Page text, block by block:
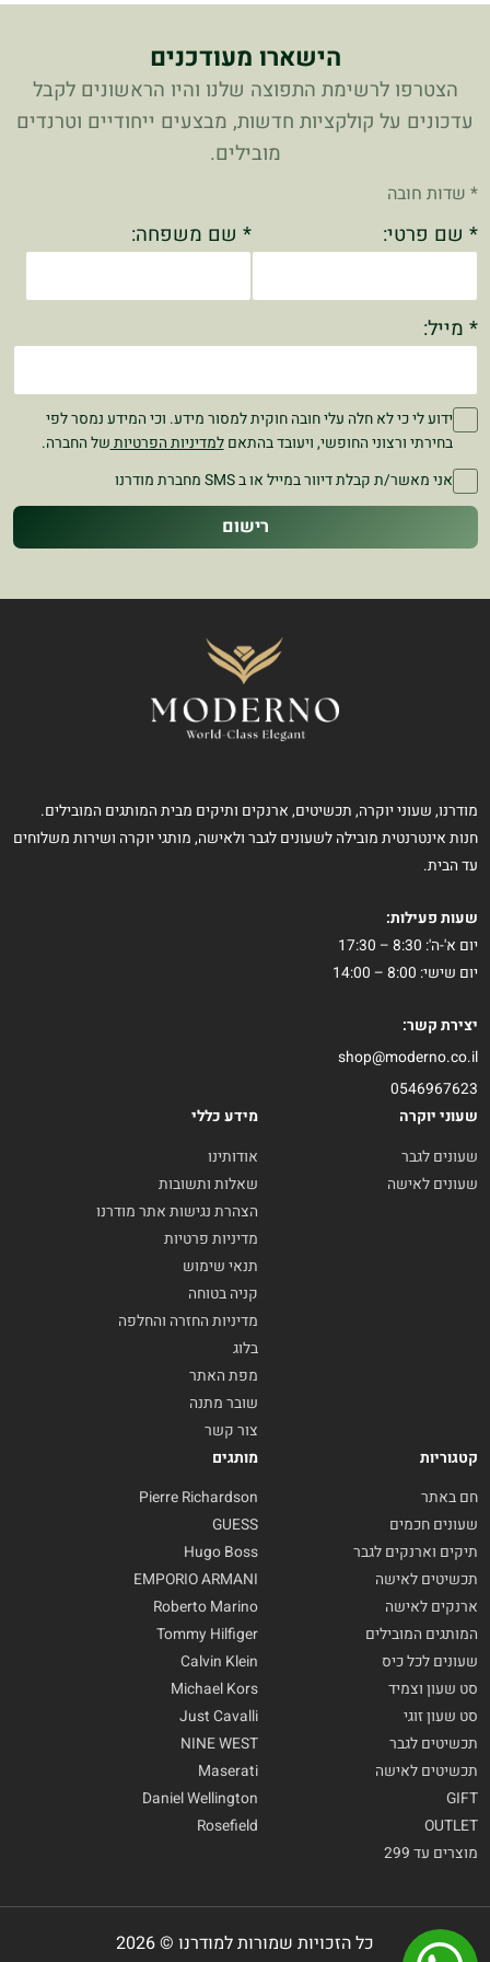
הישארו מעודכנים
הצטרפו לרשימת התפוצה שלנו והיו הראשונים לקבל
עדכונים על קולקציות חדשות, מבצעים ייחודיים וטרנדים
מובילים.
* שדות חובה
* שם פרטי: * שם משפחה:
* מייל:
ידוע לי כי לא חלה עלי חובה חוקית למסור מידע. וכי המידע נמסר לפי
בחירתי ורצוני החופשי, ויעובד בהתאםלמדיניות הפרטיותשל החברה.
אני מאשר/ת קבלת דיוור במייל או ב SMS מחברת מודרנו
רישום
מודרנו, שעוני יוקרה, תכשיטים, ארנקים ותיקים מבית המותגים המובילים.
חנות אינטרנטית מובילה לשעונים לגבר ולאישה, מותגי יוקרה ושירות משלוחים
עד הבית.
שעות פעילות:
יום א'-ה': 8:30 – 17:30
יום שישי: 8:00 – 14:00
יצירת קשר:
shop@moderno.co.il
0546967623
שעוני יוקרה
שעונים לגבר
שעונים לאישה
מידע כללי
אודותינו
שאלות ותשובות
הצהרת נגישות אתר מודרנו
מדיניות פרטיות
תנאי שימוש
קניה בטוחה
מדיניות החזרה והחלפה
בלוג
מפת האתר
שובר מתנה
צור קשר
קטגוריות
חם באתר
שעונים חכמים
תיקים וארנקים לגבר
תכשיטים לאישה
ארנקים לאישה
המותגים המובילים
שעונים לכל כיס
סט שעון וצמיד
סט שעון זוגי
תכשיטים לגבר
תכשיטים לאישה
GIFT
OUTLET
מוצרים עד 299
מותגים
Pierre Richardson
GUESS
Hugo Boss
EMPORIO ARMANI
Roberto Marino
Tommy Hilfiger
Calvin Klein
Michael Kors
Just Cavalli
NINE WEST
Maserati
Daniel Wellington
Rosefield
כל הזכויות שמורות למודרנו © 2026